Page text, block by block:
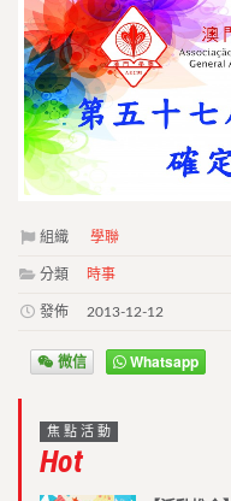
組織 學聯
分類 時事
發佈 2013-12-12
微信 Whatsapp
焦點活動
Hot